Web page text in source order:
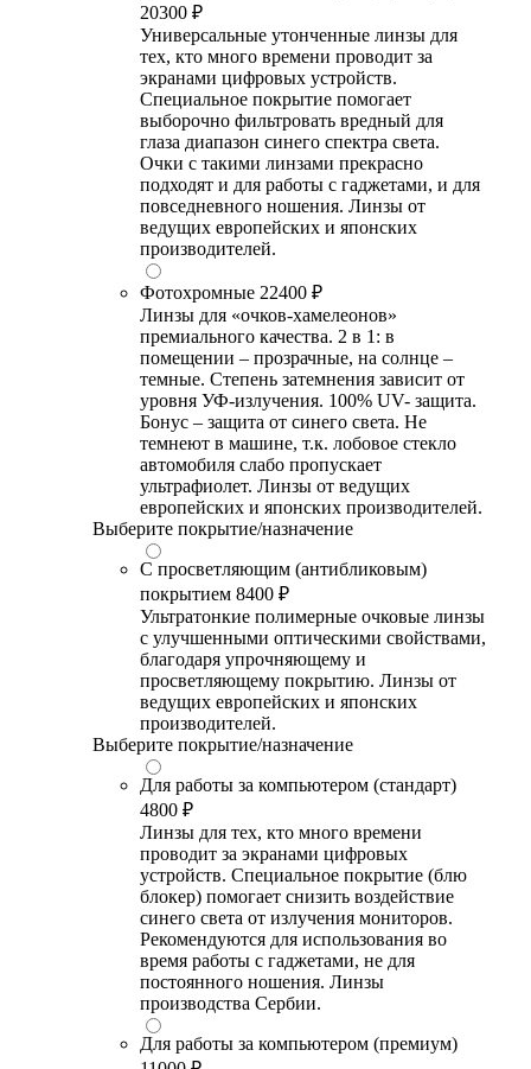
20300 ₽
Универсальные утонченные линзы для
тех, кто много времени проводит за
экранами цифровых устройств.
Специальное покрытие помогает
выборочно фильтровать вредный для
глаза диапазон синего спектра света.
Очки с такими линзами прекрасно
подходят и для работы с гаджетами, и для
повседневного ношения. Линзы от
ведущих европейских и японских
производителей.
Фотохромные 22400 ₽
Линзы для «очков-хамелеонов»
премиального качества. 2 в 1: в
помещении – прозрачные, на солнце –
темные. Степень затемнения зависит от
уровня УФ-излучения. 100% UV- защита.
Бонус – защита от синего света. Не
темнеют в машине, т.к. лобовое стекло
автомобиля слабо пропускает
ультрафиолет. Линзы от ведущих
европейских и японских производителей.
Выберите покрытие/назначение
С просветляющим (антибликовым)
покрытием 8400 ₽
Ультратонкие полимерные очковые линзы
с улучшенными оптическими свойствами,
благодаря упрочняющему и
просветляющему покрытию. Линзы от
ведущих европейских и японских
производителей.
Выберите покрытие/назначение
Для работы за компьютером (стандарт)
4800 ₽
Линзы для тех, кто много времени
проводит за экранами цифровых
устройств. Специальное покрытие (блю
блокер) помогает снизить воздействие
синего света от излучения мониторов.
Рекомендуются для использования во
время работы с гаджетами, не для
постоянного ношения. Линзы
производства Сербии.
Для работы за компьютером (премиум)